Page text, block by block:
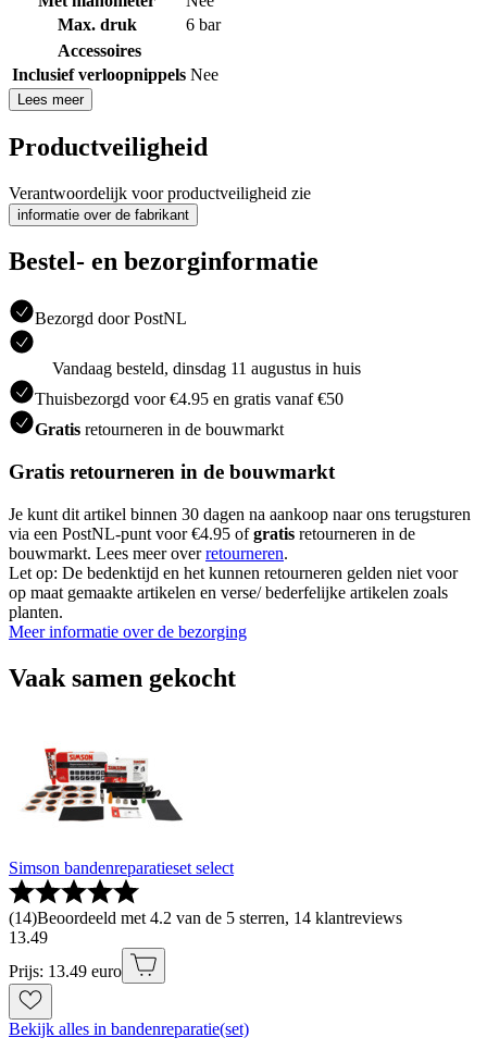
Max. druk
6 bar
Accessoires
Inclusief verloopnippels Nee
Lees meer
Productveiligheid
Verantwoordelijk voor productveiligheid zie
informatie over de fabrikant
Bestel- en bezorginformatie
Bezorgd door PostNL
Vandaag besteld, dinsdag 11 augustus in huis
Thuisbezorgd voor €4.95 en gratis vanaf €50
Gratis retourneren in de bouwmarkt
Gratis retourneren in de bouwmarkt
Je kunt dit artikel binnen 30 dagen na aankoop naar ons terugsturen
via een PostNL-punt voor €4.95 ofgratis retourneren in de
bouwmarkt. Lees meer overretourneren.
Let op: De bedenktijd en het kunnen retourneren gelden niet voor
op maat gemaakte artikelen en verse/ bederfelijke artikelen zoals
planten.
Meer informatie over de bezorging
Vaak samen gekocht
Simson bandenreparatieset select
(14)Beoordeeld met 4.2 van de 5 sterren, 14 klantreviews
13.49
Prijs: 13.49 euro
Bekijk alles in bandenreparatie(set)